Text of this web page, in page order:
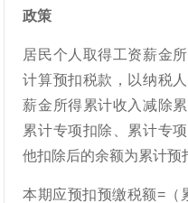
政策
居民个人取得工资薪金
计算预扣税款，以纳税
薪金所得累计收入减除
累计专项扣除、累计专
他扣除后的余额为累计预
本期应预扣预缴税额=（